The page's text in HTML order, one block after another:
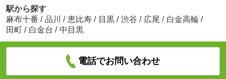
駅から探す
麻布十番 / 品川 / 恵比寿 / 目黒 / 渋谷 / 広尾 / 白金高輪 /
田町 / 白金台 / 中目黒
電話でお問い合わせ